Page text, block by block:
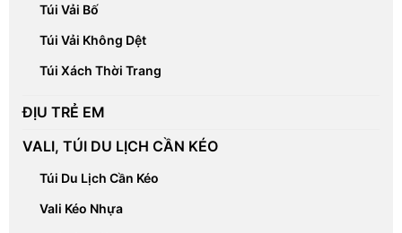
Túi Vải Bố
Túi Vải Không Dệt
Túi Xách Thời Trang
ĐỊU TRẺ EM
VALI, TÚI DU LỊCH CẦN KÉO
Túi Du Lịch Cần Kéo
Vali Kéo Nhựa